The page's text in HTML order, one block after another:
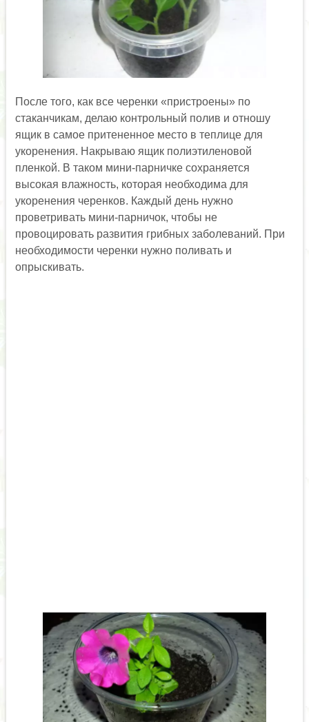
После того, как все черенки «пристроены» по
стаканчикам, делаю контрольный полив и отношу
ящик в самое притененное место в теплице для
укоренения. Накрываю ящик полиэтиленовой
пленкой. В таком мини-парничке сохраняется
высокая влажность, которая необходима для
укоренения черенков. Каждый день нужно
проветривать мини-парничок, чтобы не
провоцировать развития грибных заболеваний. При
необходимости черенки нужно поливать и
опрыскивать.